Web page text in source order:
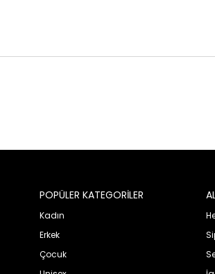
POPÜLER KATEGORİLER
Kadın
Erkek
Çocuk